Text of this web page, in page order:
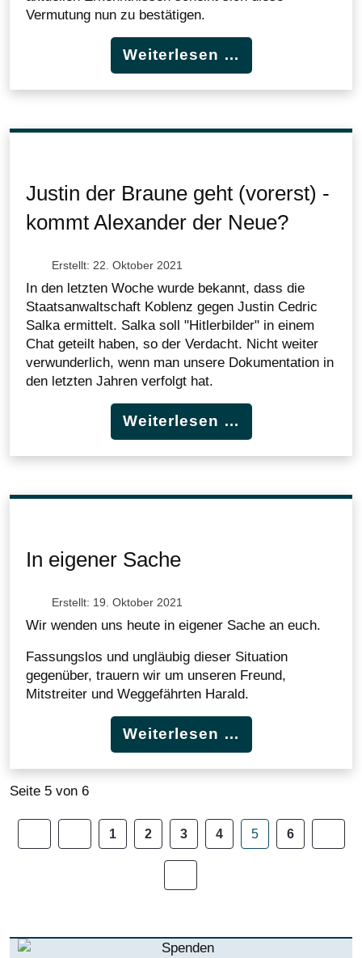
Vermutung nun zu bestätigen.
Weiterlesen …
Justin der Braune geht (vorerst) -
kommt Alexander der Neue?
Erstellt: 22. Oktober 2021
In den letzten Woche wurde bekannt, dass die
Staatsanwaltschaft Koblenz gegen Justin Cedric
Salka ermittelt. Salka soll "Hitlerbilder" in einem
Chat geteilt haben, so der Verdacht. Nicht weiter
verwunderlich, wenn man unsere Dokumentation in
den letzten Jahren verfolgt hat.
Weiterlesen …
In eigener Sache
Erstellt: 19. Oktober 2021
Wir wenden uns heute in eigener Sache an euch.
Fassungslos und ungläubig dieser Situation
gegenüber, trauern wir um unseren Freund,
Mitstreiter und Weggefährten Harald.
Weiterlesen …
Seite 5 von 6
1 2 3 4 5 6